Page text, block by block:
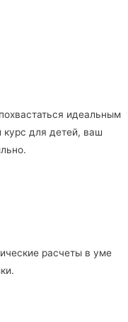
идеальным
для детей, ваш
расчеты в уме